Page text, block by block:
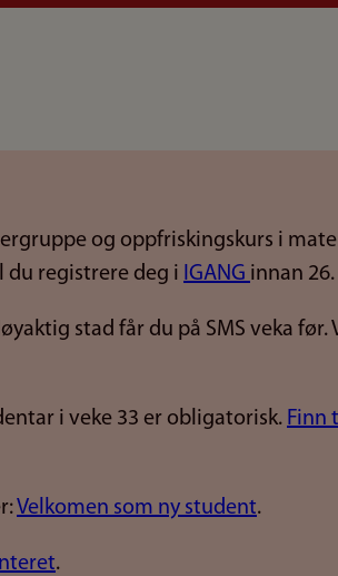
og oppfriskingskurs i
du registrere deg i IGANG innan
stad får du på SMS veka
i veke 33 er obligatorisk. Finn
Velkomen som ny student.
.